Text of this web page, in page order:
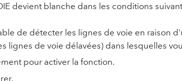
devient blanche dans les conditions
de détecter les lignes de voie en raison
lignes de voie délavées) dans lesquelles
pour activer la fonction.